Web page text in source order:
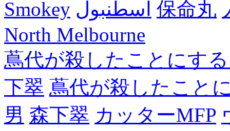
Smokey اسطنبول 保命丸
North Melbourne
蔦代が殺したことにす
下翠 蔦代が殺したこと
男 森下翠 カッターMFP